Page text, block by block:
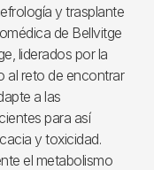
y trasplante
de Bellvitge
liderados por la
al reto de encontrar
a las
para así
y toxicidad.
el metabolismo